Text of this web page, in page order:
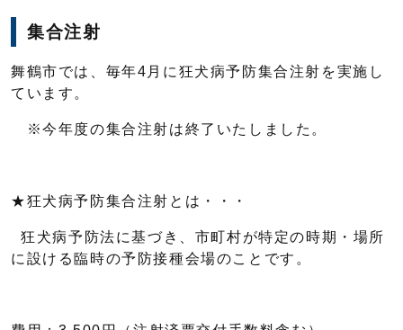
集合注射
舞鶴市では、毎年4月に狂犬病予防集合注射を実施し
ています。
※今年度の集合注射は終了いたしました。
★狂犬病予防集合注射とは・・・
狂犬病予防法に基づき、市町村が特定の時期・場所
に設ける臨時の予防接種会場のことです。